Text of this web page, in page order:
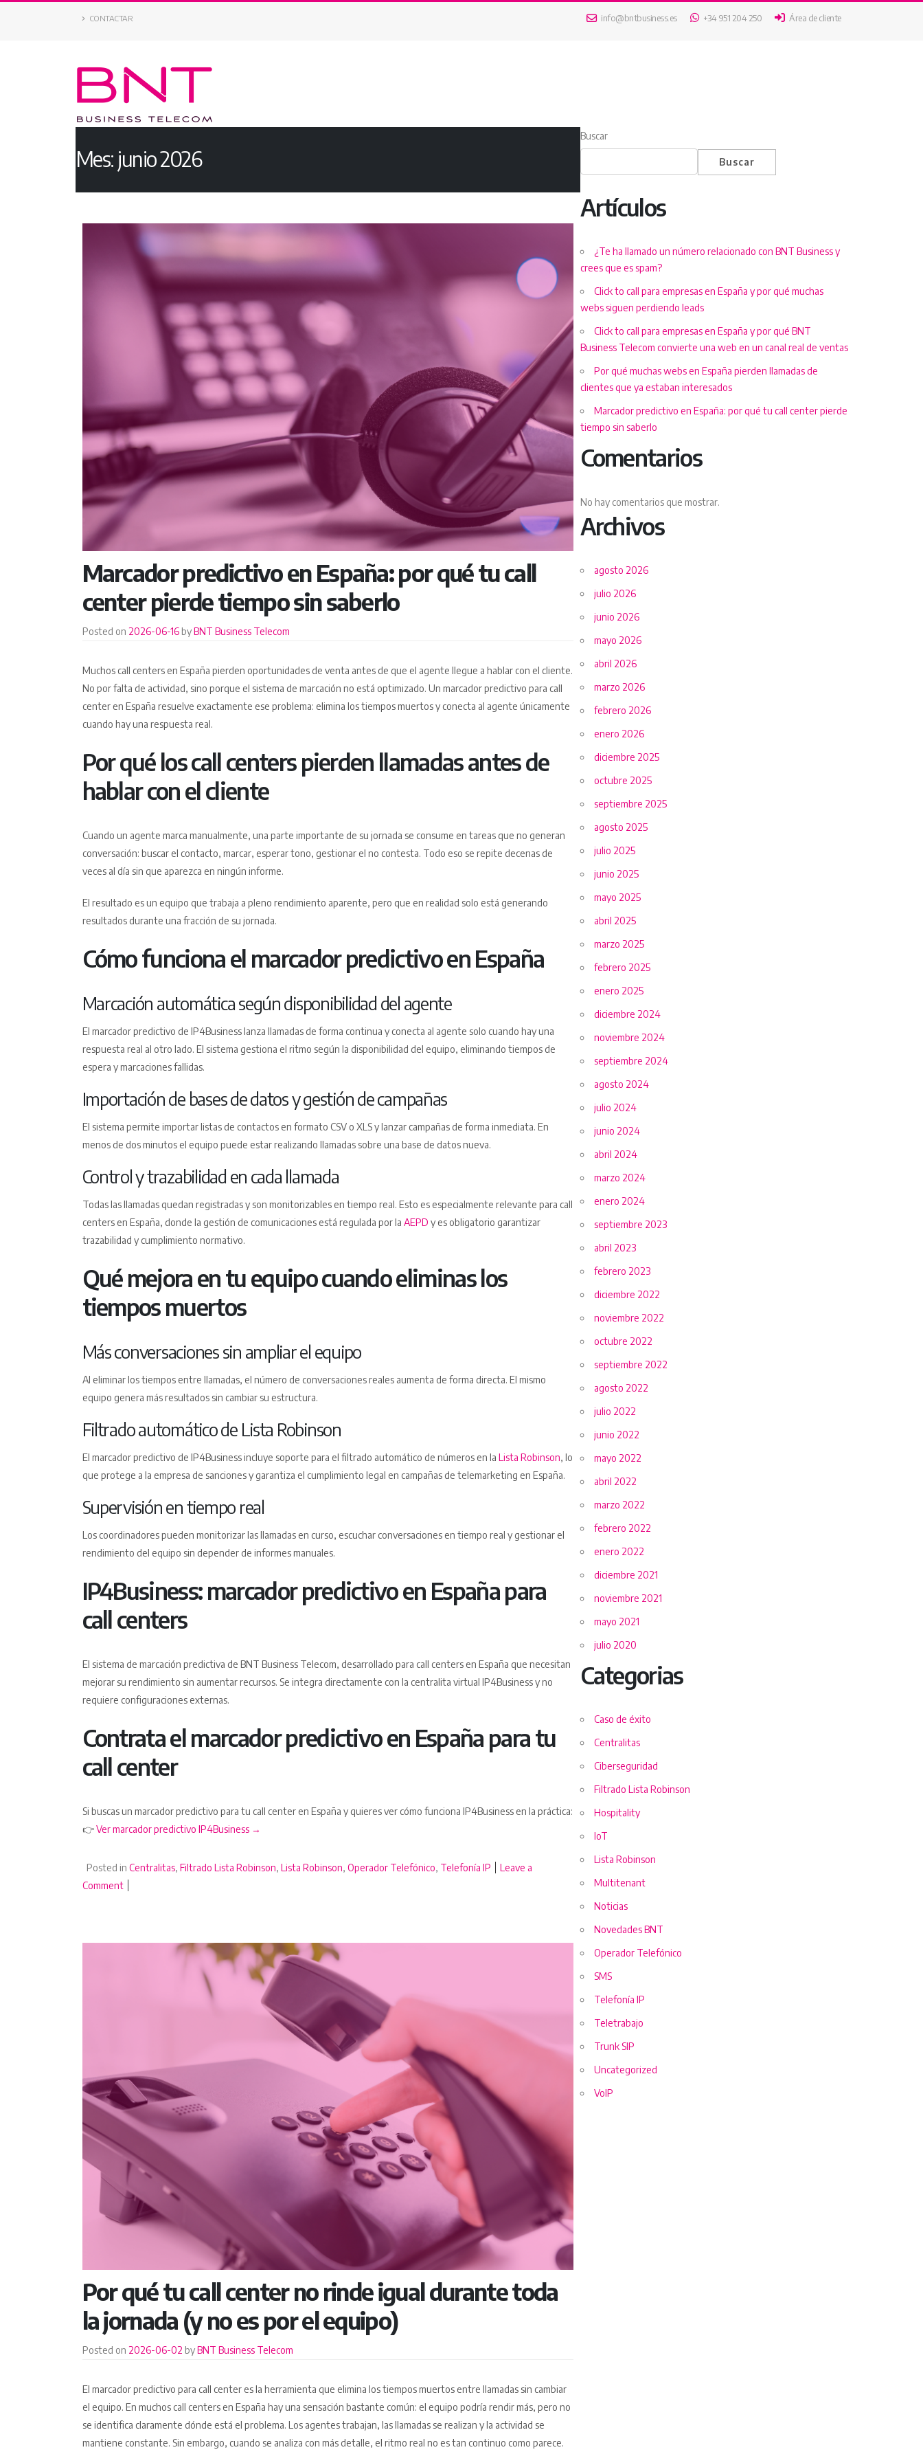
CONTACTAR info@bntbusiness.es +34 951 204 250 Área de cliente
Mes: junio 2026
Marcador predictivo en España: por qué tu call
center pierde tiempo sin saberlo
Posted on 2026-06-16byBNT Business Telecom
Muchos call centers en España pierden oportunidades de venta antes de que el agente llegue a hablar con el cliente.
No por falta de actividad, sino porque el sistema de marcación no está optimizado. Un marcador predictivo para call
center en España resuelve exactamente ese problema: elimina los tiempos muertos y conecta al agente únicamente
cuando hay una respuesta real.
Por qué los call centers pierden llamadas antes de
hablar con el cliente
Cuando un agente marca manualmente, una parte importante de su jornada se consume en tareas que no generan
conversación: buscar el contacto, marcar, esperar tono, gestionar el no contesta. Todo eso se repite decenas de
veces al día sin que aparezca en ningún informe.
El resultado es un equipo que trabaja a pleno rendimiento aparente, pero que en realidad solo está generando
resultados durante una fracción de su jornada.
Cómo funciona el marcador predictivo en España
Marcación automática según disponibilidad del agente
El marcador predictivo de IP4Business lanza llamadas de forma continua y conecta al agente solo cuando hay una
respuesta real al otro lado. El sistema gestiona el ritmo según la disponibilidad del equipo, eliminando tiempos de
espera y marcaciones fallidas.
Importación de bases de datos y gestión de campañas
El sistema permite importar listas de contactos en formato CSV o XLS y lanzar campañas de forma inmediata. En
menos de dos minutos el equipo puede estar realizando llamadas sobre una base de datos nueva.
Control y trazabilidad en cada llamada
Todas las llamadas quedan registradas y son monitorizables en tiempo real. Esto es especialmente relevante para call
centers en España, donde la gestión de comunicaciones está regulada por la AEPD y es obligatorio garantizar
trazabilidad y cumplimiento normativo.
Qué mejora en tu equipo cuando eliminas los
tiempos muertos
Más conversaciones sin ampliar el equipo
Al eliminar los tiempos entre llamadas, el número de conversaciones reales aumenta de forma directa. El mismo
equipo genera más resultados sin cambiar su estructura.
Filtrado automático de Lista Robinson
El marcador predictivo de IP4Business incluye soporte para el filtrado automático de números en la Lista Robinson, lo
que protege a la empresa de sanciones y garantiza el cumplimiento legal en campañas de telemarketing en España.
Supervisión en tiempo real
Los coordinadores pueden monitorizar las llamadas en curso, escuchar conversaciones en tiempo real y gestionar el
rendimiento del equipo sin depender de informes manuales.
IP4Business: marcador predictivo en España para
call centers
El sistema de marcación predictiva de BNT Business Telecom, desarrollado para call centers en España que necesitan
mejorar su rendimiento sin aumentar recursos. Se integra directamente con la centralita virtual IP4Business y no
requiere configuraciones externas.
Contrata el marcador predictivo en España para tu
call center
Si buscas un marcador predictivo para tu call center en España y quieres ver cómo funciona IP4Business en la práctica:
👉Ver marcador predictivo IP4Business →
Posted in Centralitas, Filtrado Lista Robinson, Lista Robinson, Operador Telefónico, Telefonía IP
Leave a
Commenton Marcador predictivo en España: por qué tu call center pierde tiempo sin saberlo
Por qué tu call center no rinde igual durante toda
la jornada (y no es por el equipo)
Posted on 2026-06-02 byBNT Business Telecom
El marcador predictivo para call center es la herramienta que elimina los tiempos muertos entre llamadas sin cambiar
el equipo. En muchos call centers en España hay una sensación bastante común: el equipo podría rendir más, pero no
se identifica claramente dónde está el problema. Los agentes trabajan, las llamadas se realizan y la actividad se
mantiene constante. Sin embargo, cuando se analiza con más detalle, el ritmo real no es tan continuo como parece.
Buscar
Buscar
Artículos
¿Te ha llamado un número relacionado con BNT Business y
crees que es spam?
Click to call para empresas en España y por qué muchas
webs siguen perdiendo leads
Click to call para empresas en España y por qué BNT
Business Telecom convierte una web en un canal real de ventas
Por qué muchas webs en España pierden llamadas de
clientes que ya estaban interesados
Marcador predictivo en España: por qué tu call center pierde
tiempo sin saberlo
Comentarios
No hay comentarios que mostrar.
Archivos
agosto 2026
julio 2026
junio 2026
mayo 2026
abril 2026
marzo 2026
febrero 2026
enero 2026
diciembre 2025
octubre 2025
septiembre 2025
agosto 2025
julio 2025
junio 2025
mayo 2025
abril 2025
marzo 2025
febrero 2025
enero 2025
diciembre 2024
noviembre 2024
septiembre 2024
agosto 2024
julio 2024
junio 2024
abril 2024
marzo 2024
enero 2024
septiembre 2023
abril 2023
febrero 2023
diciembre 2022
noviembre 2022
octubre 2022
septiembre 2022
agosto 2022
julio 2022
junio 2022
mayo 2022
abril 2022
marzo 2022
febrero 2022
enero 2022
diciembre 2021
noviembre 2021
mayo 2021
julio 2020
Categorias
Caso de éxito
Centralitas
Ciberseguridad
Filtrado Lista Robinson
Hospitality
IoT
Lista Robinson
Multitenant
Noticias
Novedades BNT
Operador Telefónico
SMS
Telefonía IP
Teletrabajo
Trunk SIP
Uncategorized
VoIP